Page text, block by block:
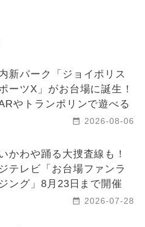
新パーク「ジョイポリス
ーツX」がお台場に誕生！
やトランポリンで遊べる
2026-08-06
かわや踊る大捜査線も！
テレビ「お台場ファンラ
ング」8月23日まで開催
2026-07-28